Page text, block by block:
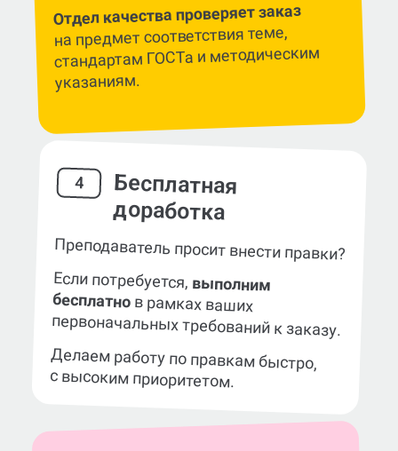
Отдел качества проверяет заказ
на предмет соответствия теме,
стандартам ГОСТа и методическим
указаниям.
4 Бесплатная
доработка
Преподаватель просит внести правки?
Если потребуется, выполним
бесплатнов рамках ваших
первоначальных требований к заказу.
Делаем работу по правкам быстро,
с высоким приоритетом.